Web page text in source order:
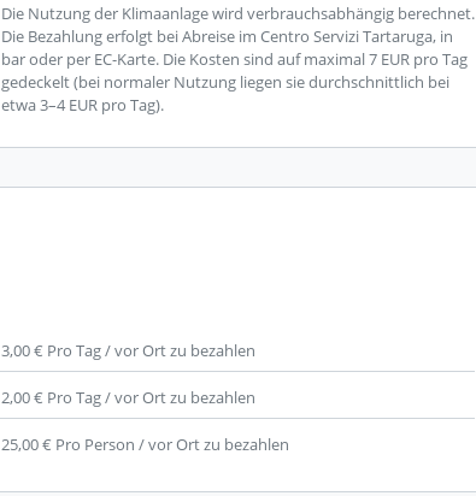
Die Nutzung der Klimaanlage wird verbrauchsabhängig berechnet.
Die Bezahlung erfolgt bei Abreise im Centro Servizi Tartaruga, in
bar oder per EC-Karte. Die Kosten sind auf maximal 7 EUR pro Tag
gedeckelt (bei normaler Nutzung liegen sie durchschnittlich bei
etwa 3–4 EUR pro Tag).
3,00 € Pro Tag / vor Ort zu bezahlen
2,00 € Pro Tag / vor Ort zu bezahlen
25,00 € Pro Person / vor Ort zu bezahlen